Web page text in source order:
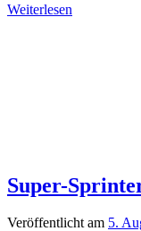
Weiterlesen
Super-
Veröffentlicht am 5.